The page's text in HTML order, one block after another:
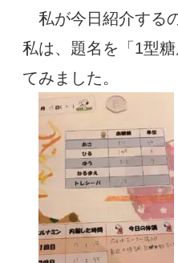
私が今日紹介する
私は、題名を「1型
てみました。